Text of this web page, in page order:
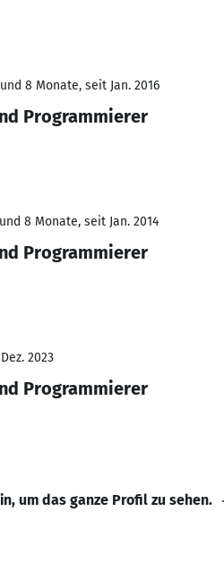
8 Monate, seit Jan. 2016
Programmierer
8 Monate, seit Jan. 2014
Programmierer
2023
Programmierer
um das ganze Profil zu sehen.